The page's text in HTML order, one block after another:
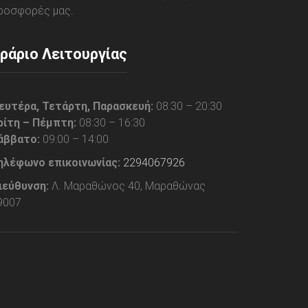
μας.
Λειτουργίας
Τετάρτη, Παρασκευή: 08:30 – 20:30
– Πέμπτη: 08:30 – 16:30
09:00 – 14:00
επικοινωνίας: 2294067926
Λ. Μαραθώνος 40, Μαραθώνας